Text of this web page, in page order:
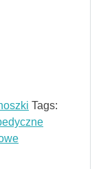
Tags: